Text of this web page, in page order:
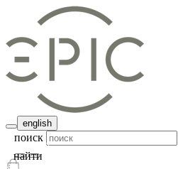
english
поиск
найти